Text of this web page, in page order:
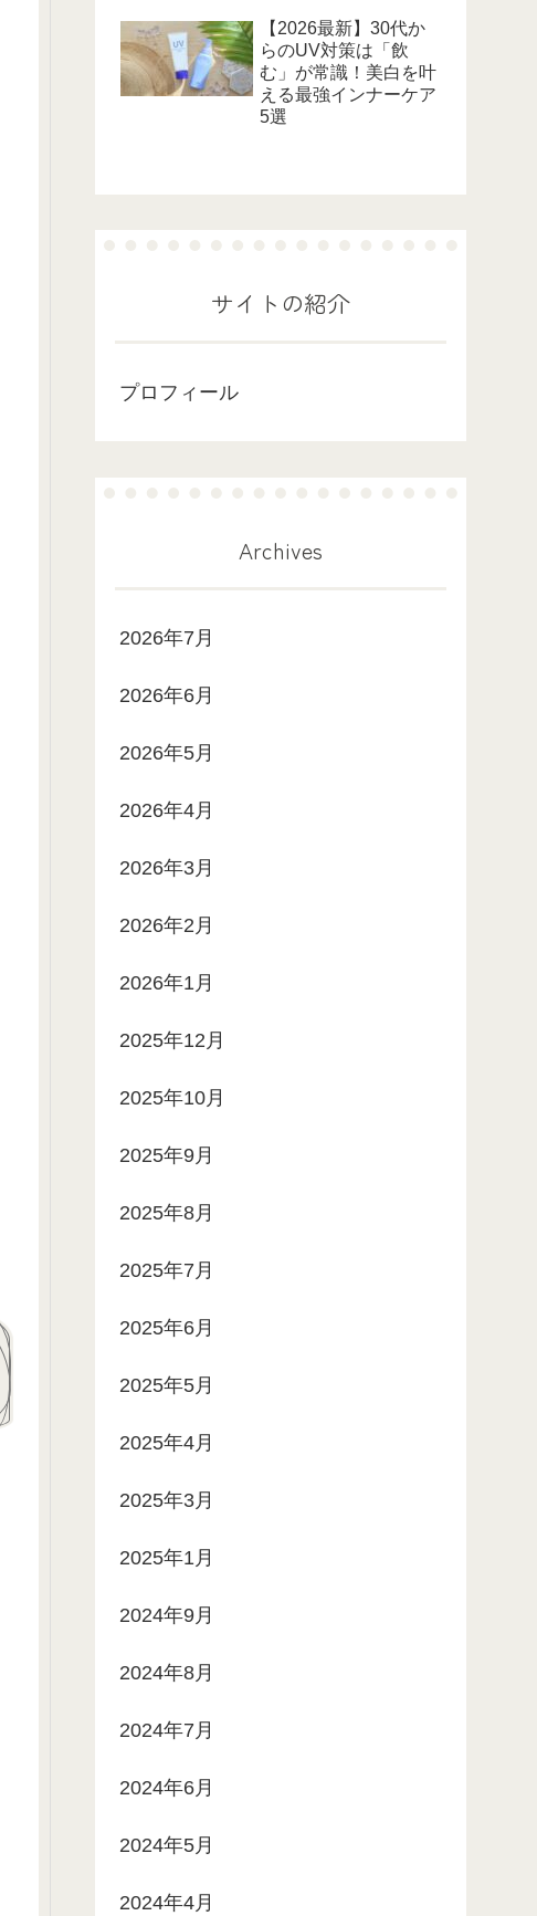
【2026最新】30代か
らのUV対策は「飲
む」が常識！美白を叶
える最強インナーケア
5選
サイトの紹介
プロフィール
Archives
2026年7月
2026年6月
2026年5月
2026年4月
2026年3月
2026年2月
2026年1月
2025年12月
2025年10月
2025年9月
2025年8月
2025年7月
2025年6月
2025年5月
2025年4月
2025年3月
2025年1月
2024年9月
2024年8月
2024年7月
2024年6月
2024年5月
2024年4月